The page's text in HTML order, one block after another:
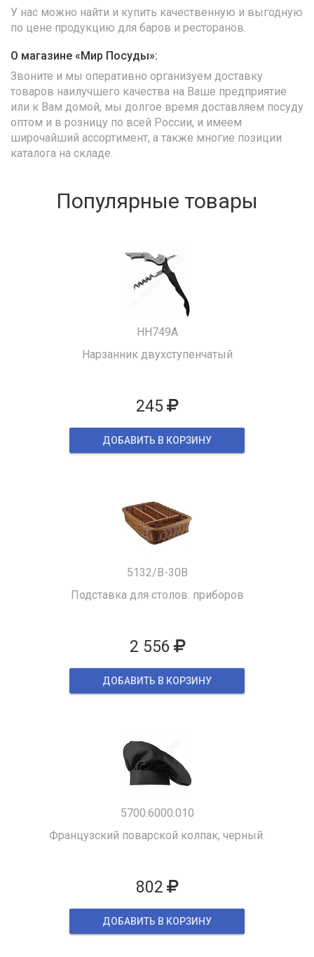
У нас можно найти и купить качественную и выгодную
по цене продукцию для баров и ресторанов.
О магазине «Мир Посуды»:
Звоните и мы оперативно организуем доставку
товаров наилучшего качества на Ваше предприятие
или к Вам домой, мы долгое время доставляем посуду
оптом и в розницу по всей России, и имеем
широчайший ассортимент, а также многие позиции
каталога на складе.
Популярные товары
HH749A
Нарзанник двухступенчатый
245
ДОБАВИТЬ В КОРЗИНУ
5132/B-30B
Подставка для столов. приборов
2 556
ДОБАВИТЬ В КОРЗИНУ
5700.6000.010
Французский поварской колпак, черный.
802
ДОБАВИТЬ В КОРЗИНУ